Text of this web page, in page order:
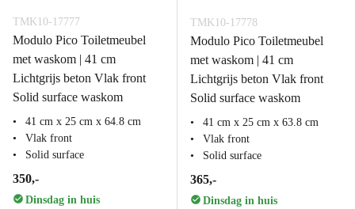
TMK10-17777
Modulo Pico Toiletmeubel
met waskom | 41 cm
Lichtgrijs beton Vlak front
Solid surface waskom
41 cm x 25 cm x 64.8 cm
Vlak front
Solid surface
350,-
Dinsdag in huis
TMK10-17778
Modulo Pico Toiletmeubel
met waskom | 41 cm
Lichtgrijs beton Vlak front
Solid surface waskom
41 cm x 25 cm x 63.8 cm
Vlak front
Solid surface
365,-
Dinsdag in huis